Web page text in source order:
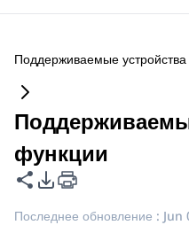
Поддерживаемые
функции
Поделиться этой
Параметры
Последнее обновление : Jun